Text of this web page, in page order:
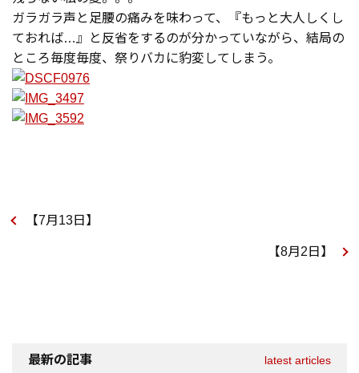
ガラガラ声と足腰の痛みを味わって、『もっと大人しくし
ておれば…』と反省をするのが分かっていながら、結局の
ところ毎度毎度、祭りバカに豹変してしまう。
【7月13日】
【8月2日】
最新の記事 latest articles